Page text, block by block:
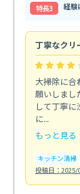
特⻑3
経験
丁寧なクリ
大掃除に合
願いしまし
して丁寧
に...
もっと見る
キッチン清掃
投稿日：2025/